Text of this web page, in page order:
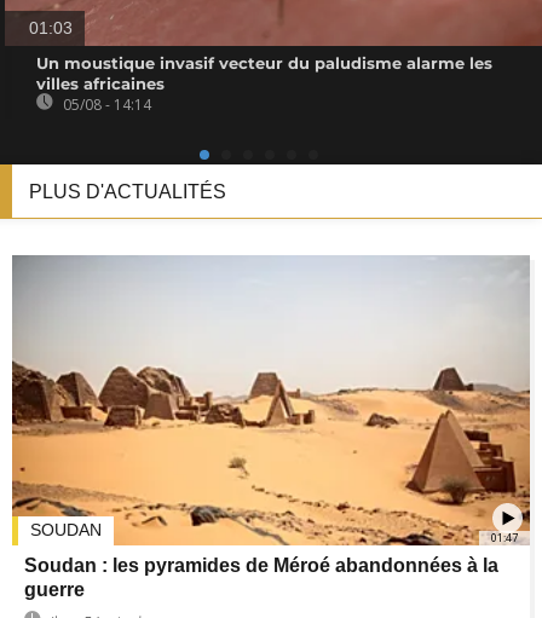
01:03
Un moustique invasif vecteur du paludisme alarme les
villes africaines
05/08 - 14:14
PLUS D'ACTUALITÉS
01:47
SOUDAN
Soudan : les pyramides de Méroé abandonnées à la
guerre